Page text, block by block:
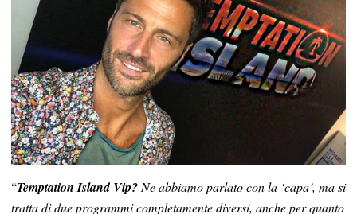
“Temptation Island Vip? Ne abbiamo parlato con la ‘capa’, ma si
tratta di due programmi completamente diversi, anche per quanto